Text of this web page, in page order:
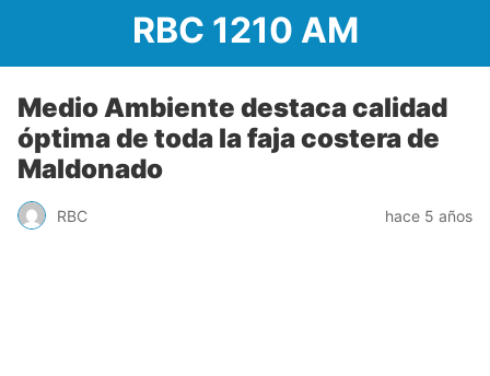
RBC 1210 AM
Medio Ambiente destaca calidad
óptima de toda la faja costera de
Maldonado
RBC hace 5 años